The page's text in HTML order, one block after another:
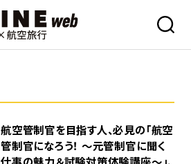
航空管制官を目指す人、必見の「航空
管制官になろう！ ～元管制官に聞く